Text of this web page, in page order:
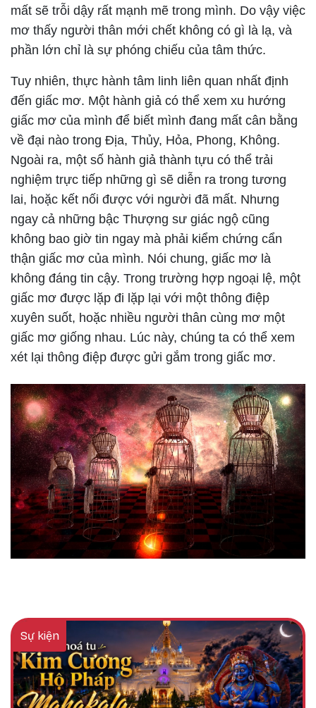
mất sẽ trỗi dậy rất mạnh mẽ trong mình. Do vậy việc
mơ thấy người thân mới chết không có gì là lạ, và
phần lớn chỉ là sự phóng chiếu của tâm thức.
Tuy nhiên, thực hành tâm linh liên quan nhất định
đến giấc mơ. Một hành giả có thể xem xu hướng
giấc mơ của mình để biết mình đang mất cân bằng
về đại nào trong Địa, Thủy, Hỏa, Phong, Không.
Ngoài ra, một số hành giả thành tựu có thể trải
nghiệm trực tiếp những gì sẽ diễn ra trong tương
lai, hoặc kết nối được với người đã mất. Nhưng
ngay cả những bậc Thượng sư giác ngộ cũng
không bao giờ tin ngay mà phải kiểm chứng cẩn
thận giấc mơ của mình. Nói chung, giấc mơ là
không đáng tin cậy. Trong trường hợp ngoại lệ, một
giấc mơ được lặp đi lặp lại với một thông điệp
xuyên suốt, hoặc nhiều người thân cùng mơ một
giấc mơ giống nhau. Lúc này, chúng ta có thể xem
xét lại thông điệp được gửi gắm trong giấc mơ.
Sự kiện